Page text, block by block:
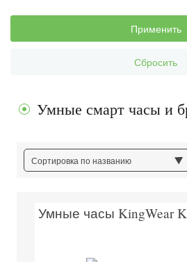
Применить
Сбросить
Умные смарт часы и
Сортировка по названию
Умные часы KingWear